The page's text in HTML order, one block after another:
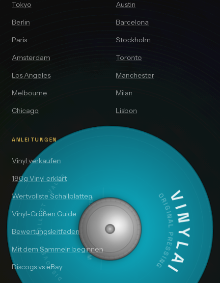
VINYLAI
ORIGINAL PRESSING
SIDE A — 33⅓ RPM
DISCOVER · COLLECT · VALUE
Tokyo
Berlin
Paris
Amsterdam
Los Angeles
Melbourne
Chicago
Austin
Barcelona
Stockholm
Toronto
Manchester
Milan
Lisbon
ANLEITUNGEN
Vinyl verkaufen
180g Vinyl erklärt
Wertvollste Schallplatten
Vinyl-Größen Guide
Bewertungsleitfaden
Mit dem Sammeln beginnen
Discogs vs eBay